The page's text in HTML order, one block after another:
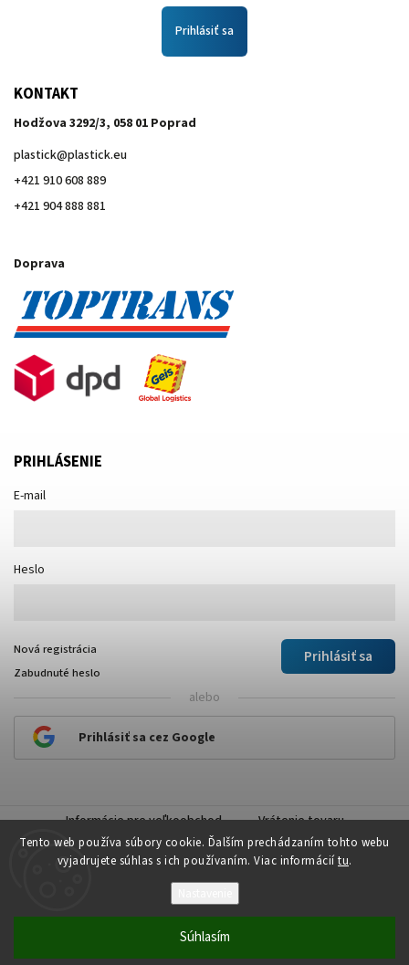
Tento web používa súbory cookie. Ďalším prechádzaním tohto webu
vyjadrujete súhlas s ich používaním. Viac informácií tu.
Súhlasím
Prihlásiť sa
KONTAKT
Hodžova 3292/3, 058 01 Poprad
plastick@plastick.eu
+421 910 608 889
+421 904 888 881
Doprava
PRIHLÁSENIE
E-mail
Heslo
Prihlásiť sa
Nová registrácia
Zabudnuté heslo
alebo
Prihlásiť sa cez Google
Informácie pre veľkoobchod Vrátenie tovaru
Plastick. Všetky práva vyhradené.